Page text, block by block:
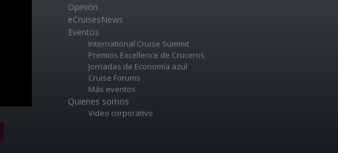
Opinión
eCruisesNews
Eventos
International Cruise Summit
Premios Excellence de Cruceros
Jornadas de Economía azul
Cruise Forums
Más eventos
Quienes somos
Video corporativo